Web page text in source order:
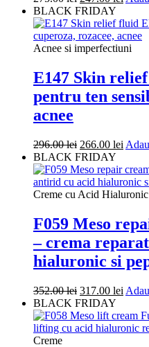
inițial
a
fost:
275.00 lei.
este:
BLACK FRIDAY
Acnee si imperfectiuni
E147 Skin
pentru ten
acnee
296.00lei Prețul
inițial
a
fost:
296.00 lei.
266.00 lei Prețul
este:
BLACK FRIDAY
Creme cu Acid Hialuronic
F059 Meso
– crema
hialuronic si
352.00lei Prețul
inițial
a
fost:
317.00 lei Prețul
este:
BLACK FRIDAY
Creme